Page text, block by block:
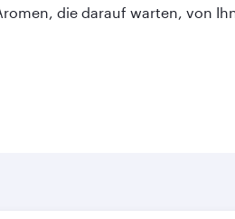
die darauf warten, von